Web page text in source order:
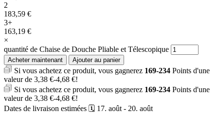
2
183,59 €
3+
163,19 €
×
quantité de Chaise de Douche Pliable et Télescopique
Acheter maintenant Ajouter au panier
Si vous achetez ce produit, vous gagnerez 169-234 Points d'une
valeur de 3,38 €-4,68 €!
Si vous achetez ce produit, vous gagnerez 169-234 Points d'une
valeur de 3,38 €-4,68 €!
Dates de livraison estimées 🗓️ 17. août - 20. août